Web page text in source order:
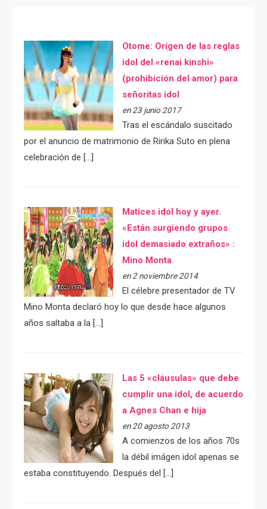
Otome: Orígen de las reglas
idol del «renai kinshi»
(prohibición del amor) para
señoritas idol
en 23 junio 2017
Tras el escándalo suscitado
por el anuncio de matrimonio de Ririka Suto en plena
celebración de […]
Matices idol hoy y ayer.
«Están surgiendo grupos
idol demasiado extraños» :
Mino Monta
en 2 noviembre 2014
El célebre presentador de TV
Mino Monta declaró hoy lo que desde hace algunos
años saltaba a la […]
Las 5 «cláusulas» que debe
cumplir una idol, de acuerdo
a Agnes Chan e hija
en 20 agosto 2013
A comienzos de los años 70s
la débil imágen idol apenas se
estaba constituyendo. Después del […]